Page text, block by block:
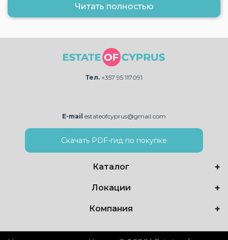
Читать полностью
Тел. +357 95 117091
E-mail estateofcyprus@gmail.com
Скачать PDF-гид по покупке
Каталог
Локации
Компания